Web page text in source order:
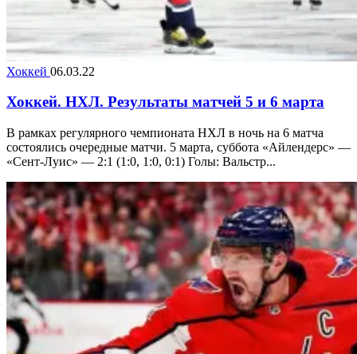
Хоккей 06.03.22
Хоккей. НХЛ. Результаты матчей 5 и 6 марта
В рамках регулярного чемпионата НХЛ в ночь на 6 матча
состоялись очередные матчи. 5 марта, суббота «Айлендерс» —
«Сент-Луис» — 2:1 (1:0, 1:0, 0:1) Голы: Вальстр...